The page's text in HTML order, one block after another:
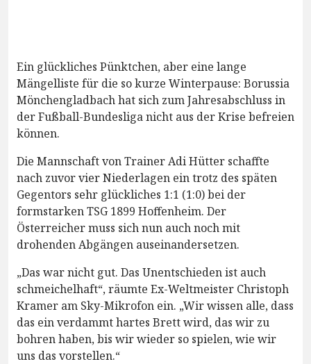
Ein glückliches Pünktchen, aber eine lange
Mängelliste für die so kurze Winterpause: Borussia
Mönchengladbach hat sich zum Jahresabschluss in
der Fußball-Bundesliga nicht aus der Krise befreien
können.
Die Mannschaft von Trainer Adi Hütter schaffte
nach zuvor vier Niederlagen ein trotz des späten
Gegentors sehr glückliches 1:1 (1:0) bei der
formstarken TSG 1899 Hoffenheim. Der
Österreicher muss sich nun auch noch mit
drohenden Abgängen auseinandersetzen.
„Das war nicht gut. Das Unentschieden ist auch
schmeichelhaft“, räumte Ex-Weltmeister Christoph
Kramer am Sky-Mikrofon ein. „Wir wissen alle, dass
das ein verdammt hartes Brett wird, das wir zu
bohren haben, bis wir wieder so spielen, wie wir
uns das vorstellen.“